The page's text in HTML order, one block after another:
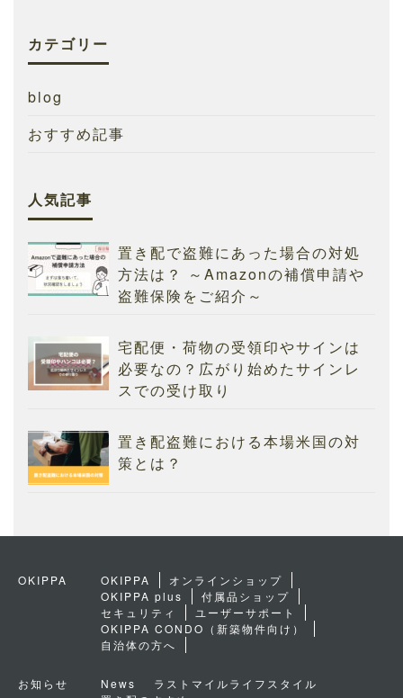
カテゴリー
blog
おすすめ記事
人気記事
置き配で盗難にあった場合の対処
方法は？ ～Amazonの補償申請や
盗難保険をご紹介～
宅配便・荷物の受領印やサインは
必要なの？広がり始めたサインレ
スでの受け取り
置き配盗難における本場米国の対
策とは？
OKIPPA OKIPPA
オンラインショップ
OKIPPA plus
付属品ショップ
セキュリティ
ユーザーサポート
OKIPPA CONDO（新築物件向け）
自治体の方へ
お知らせ News
ラストマイルライフスタイル